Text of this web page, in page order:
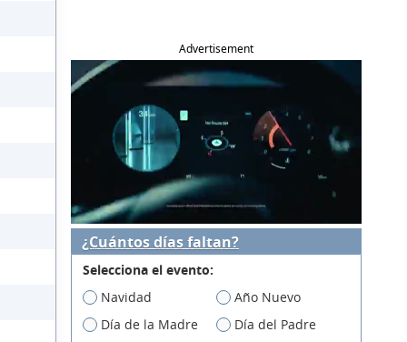
Advertisement
¿Cuántos días faltan?
Selecciona el evento:
Navidad
Año Nuevo
Día de la Madre
Día del Padre